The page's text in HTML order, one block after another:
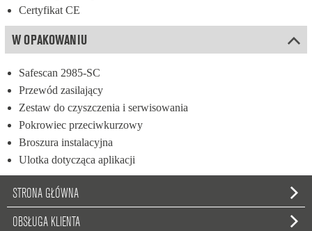
Certyfikat CE
W OPAKOWANIU
Safescan 2985-SC
Przewód zasilający
Zestaw do czyszczenia i serwisowania
Pokrowiec przeciwkurzowy
Broszura instalacyjna
Ulotka dotycząca aplikacji
STRONA GŁÓWNA
OBSŁUGA KLIENTA